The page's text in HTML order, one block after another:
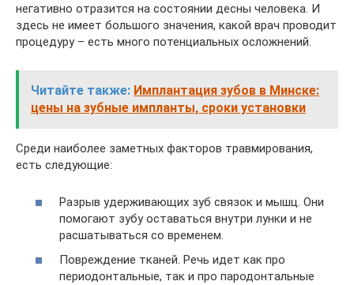
негативно отразится на состоянии десны человека. И
здесь не имеет большого значения, какой врач проводит
процедуру – есть много потенциальных осложнений.
Читайте также: Имплантация зубов в Минске:
цены на зубные импланты, сроки установки
Среди наиболее заметных факторов травмирования,
есть следующие:
Разрыв удерживающих зуб связок и мышц. Они
помогают зубу оставаться внутри лунки и не
расшатываться со временем.
Повреждение тканей. Речь идет как про
периодонтальные, так и про пародонтальные